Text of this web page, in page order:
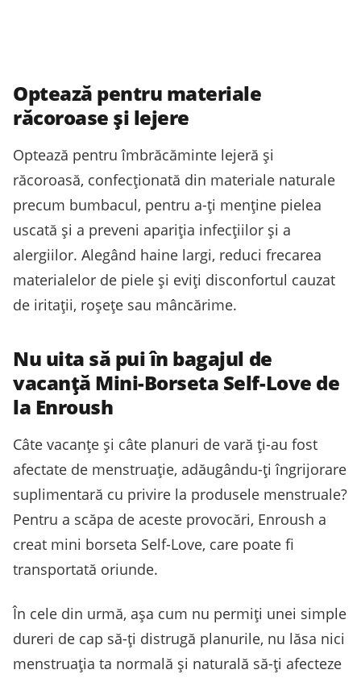
Optează pentru materiale
răcoroase și lejere
Optează pentru îmbrăcăminte lejeră și
răcoroasă, confecționată din materiale naturale
precum bumbacul, pentru a-ți menține pielea
uscată și a preveni apariția infecțiilor și a
alergiilor. Alegând haine largi, reduci frecarea
materialelor de piele și eviți disconfortul cauzat
de iritații, roșețe sau mâncărime.
Nu uita să pui în bagajul de
vacanță Mini-Borseta Self-Love de
la Enroush
Câte vacanțe și câte planuri de vară ți-au fost
afectate de menstruație, adăugându-ți îngrijorare
suplimentară cu privire la produsele menstruale?
Pentru a scăpa de aceste provocări, Enroush a
creat mini borseta Self-Love, care poate fi
transportată oriunde.
În cele din urmă, așa cum nu permiți unei simple
dureri de cap să-ți distrugă planurile, nu lăsa nici
menstruația ta normală și naturală să-ți afecteze